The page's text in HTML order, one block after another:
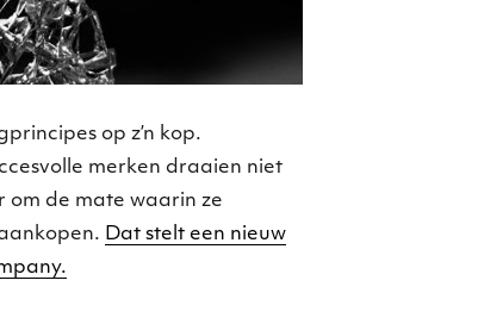
op z’n kop.
merken draaien niet
om de mate waarin ze
Dat stelt een nieuw